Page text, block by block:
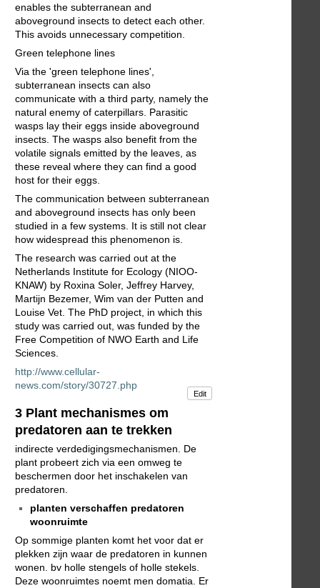
enables the subterranean and
aboveground insects to detect each other.
This avoids unnecessary competition.
Green telephone lines
Via the 'green telephone lines',
subterranean insects can also
communicate with a third party, namely the
natural enemy of caterpillars. Parasitic
wasps lay their eggs inside aboveground
insects. The wasps also benefit from the
volatile signals emitted by the leaves, as
these reveal where they can find a good
host for their eggs.
The communication between subterranean
and aboveground insects has only been
studied in a few systems. It is still not clear
how widespread this phenomenon is.
The research was carried out at the
Netherlands Institute for Ecology (NIOO-
KNAW) by Roxina Soler, Jeffrey Harvey,
Martijn Bezemer, Wim van der Putten and
Louise Vet. The PhD project, in which this
study was carried out, was funded by the
Free Competition of NWO Earth and Life
Sciences.
http://www.cellular-
news.com/story/30727.php
Edit
3 Plant mechanismes om
predatoren aan te trekken
indirecte verdedigingsmechanismen. De
plant probeert zich via een omweg te
beschermen door het inschakelen van
predatoren.
planten verschaffen predatoren
woonruimte
Op sommige planten komt het voor dat er
plekken zijn waar de predatoren in kunnen
wonen. bv holle stengels of holle stekels.
Deze woonruimtes noemt men domatia. Er